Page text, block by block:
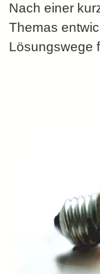
Nach einer
Themas
Lösungswege